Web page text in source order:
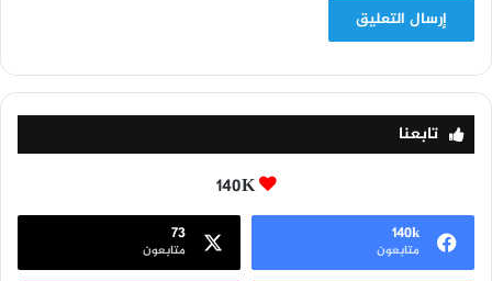
تابعنا
140K
140k
متابعون
73
متابعون